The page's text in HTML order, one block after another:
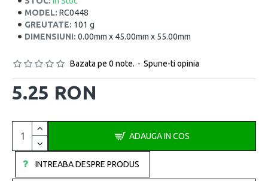
MODEL: RC0448
GREUTATE: 101 g
DIMENSIUNI: 0.00mm x 45.00mm x 55.00mm
Bazata pe 0 note. - Spune-ti opinia
5.25 RON
ADAUGA IN COS
INTREABA DESPRE PRODUS